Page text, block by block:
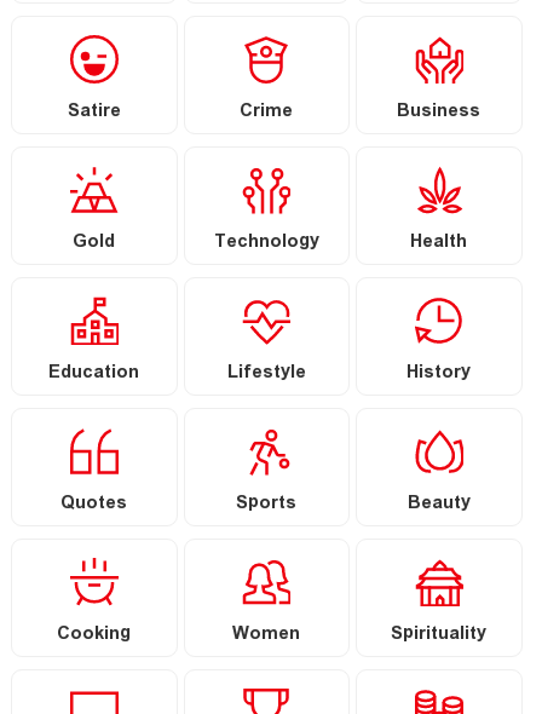
Satire Crime Business
Gold Technology Health
Education Lifestyle History
Quotes Sports Beauty
Cooking Women Spirituality